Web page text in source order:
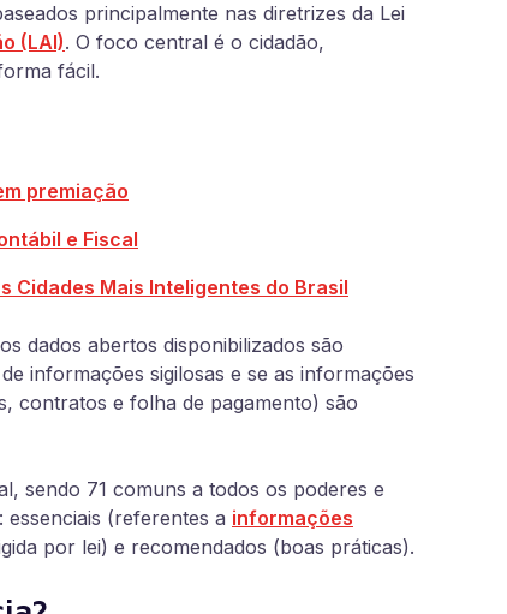
principalmente nas diretrizes da Lei
(LAI). O foco central é o cidadão,
fácil.
premiação
e Fiscal
Cidades Mais Inteligentes do Brasil
dados abertos disponibilizados são
informações sigilosas e se as informações
contratos e folha de pagamento) são
sendo 71 comuns a todos os poderes e
essenciais (referentes a informações
por lei) e recomendados (boas práticas).